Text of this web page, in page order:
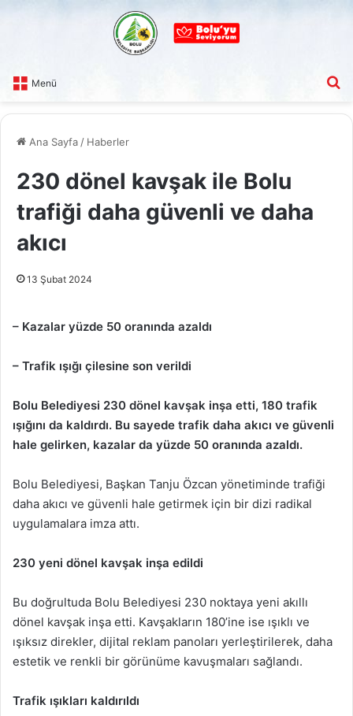
Menü
Ana Sayfa / Haberler
230 dönel kavşak ile Bolu
trafiği daha güvenli ve daha
akıcı
13 Şubat 2024
– Kazalar yüzde 50 oranında azaldı
– Trafik ışığı çilesine son verildi
Bolu Belediyesi 230 dönel kavşak inşa etti, 180 trafik
ışığını da kaldırdı. Bu sayede trafik daha akıcı ve güvenli
hale gelirken, kazalar da yüzde 50 oranında azaldı.
Bolu Belediyesi, Başkan Tanju Özcan yönetiminde trafiği
daha akıcı ve güvenli hale getirmek için bir dizi radikal
uygulamalara imza attı.
230 yeni dönel kavşak inşa edildi
Bu doğrultuda Bolu Belediyesi 230 noktaya yeni akıllı
dönel kavşak inşa etti. Kavşakların 180’ine ise ışıklı ve
ışıksız direkler, dijital reklam panoları yerleştirilerek, daha
estetik ve renkli bir görünüme kavuşmaları sağlandı.
Trafik ışıkları kaldırıldı